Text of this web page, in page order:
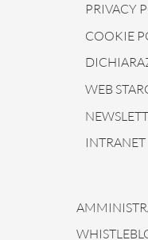
PRIVACY
COOKIE
WEB
INTRANET